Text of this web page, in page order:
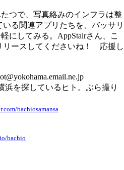
つで、写真絡みのインフラは整
る関連アプリたちを、バッサリ
にしてみる。AppStairさん、こ
リースしてくださいね！ 応援し
を探しているヒト。ぶら撮り
bachiosamansa
bachio